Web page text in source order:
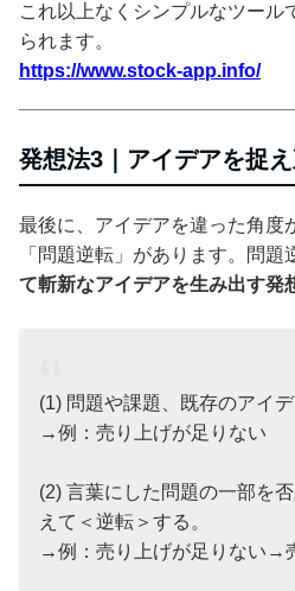
これ以上なくシンプルなツール
られます。
https://www.stock-app.info/
発想法3｜アイデアを捉え
最後に、アイデアを違った角度
「問題逆転」があります。問題
て斬新なアイデアを生み出す発
(1) 問題や課題、既存のアイ
→例：売り上げが足りない
(2) 言葉にした問題の一部を
えて＜逆転＞する。
→例：売り上げが足りない→